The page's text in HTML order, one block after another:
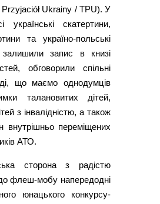
Ukrainy / ТPU). У
українські скатертини,
та україно-польські
запис в книзі
обговорили спільні
що маємо однодумців
талановитих дітей,
з інвалідністю, а також
внутрішньо переміщених
АТО.
сторона з радістю
флеш-мобу напередодні
юнацького конкурсу-